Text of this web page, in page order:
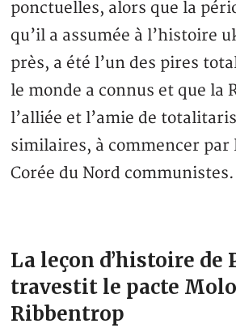
ponctuelles, alors que la
qu’il a assumée à l’histoire
près, a été l’un des pires
le monde a connus et que la
l’alliée et l’amie de
similaires, à commencer par
Corée du Nord communistes.
La leçon d’histoire de
travestit le pacte
Ribbentrop